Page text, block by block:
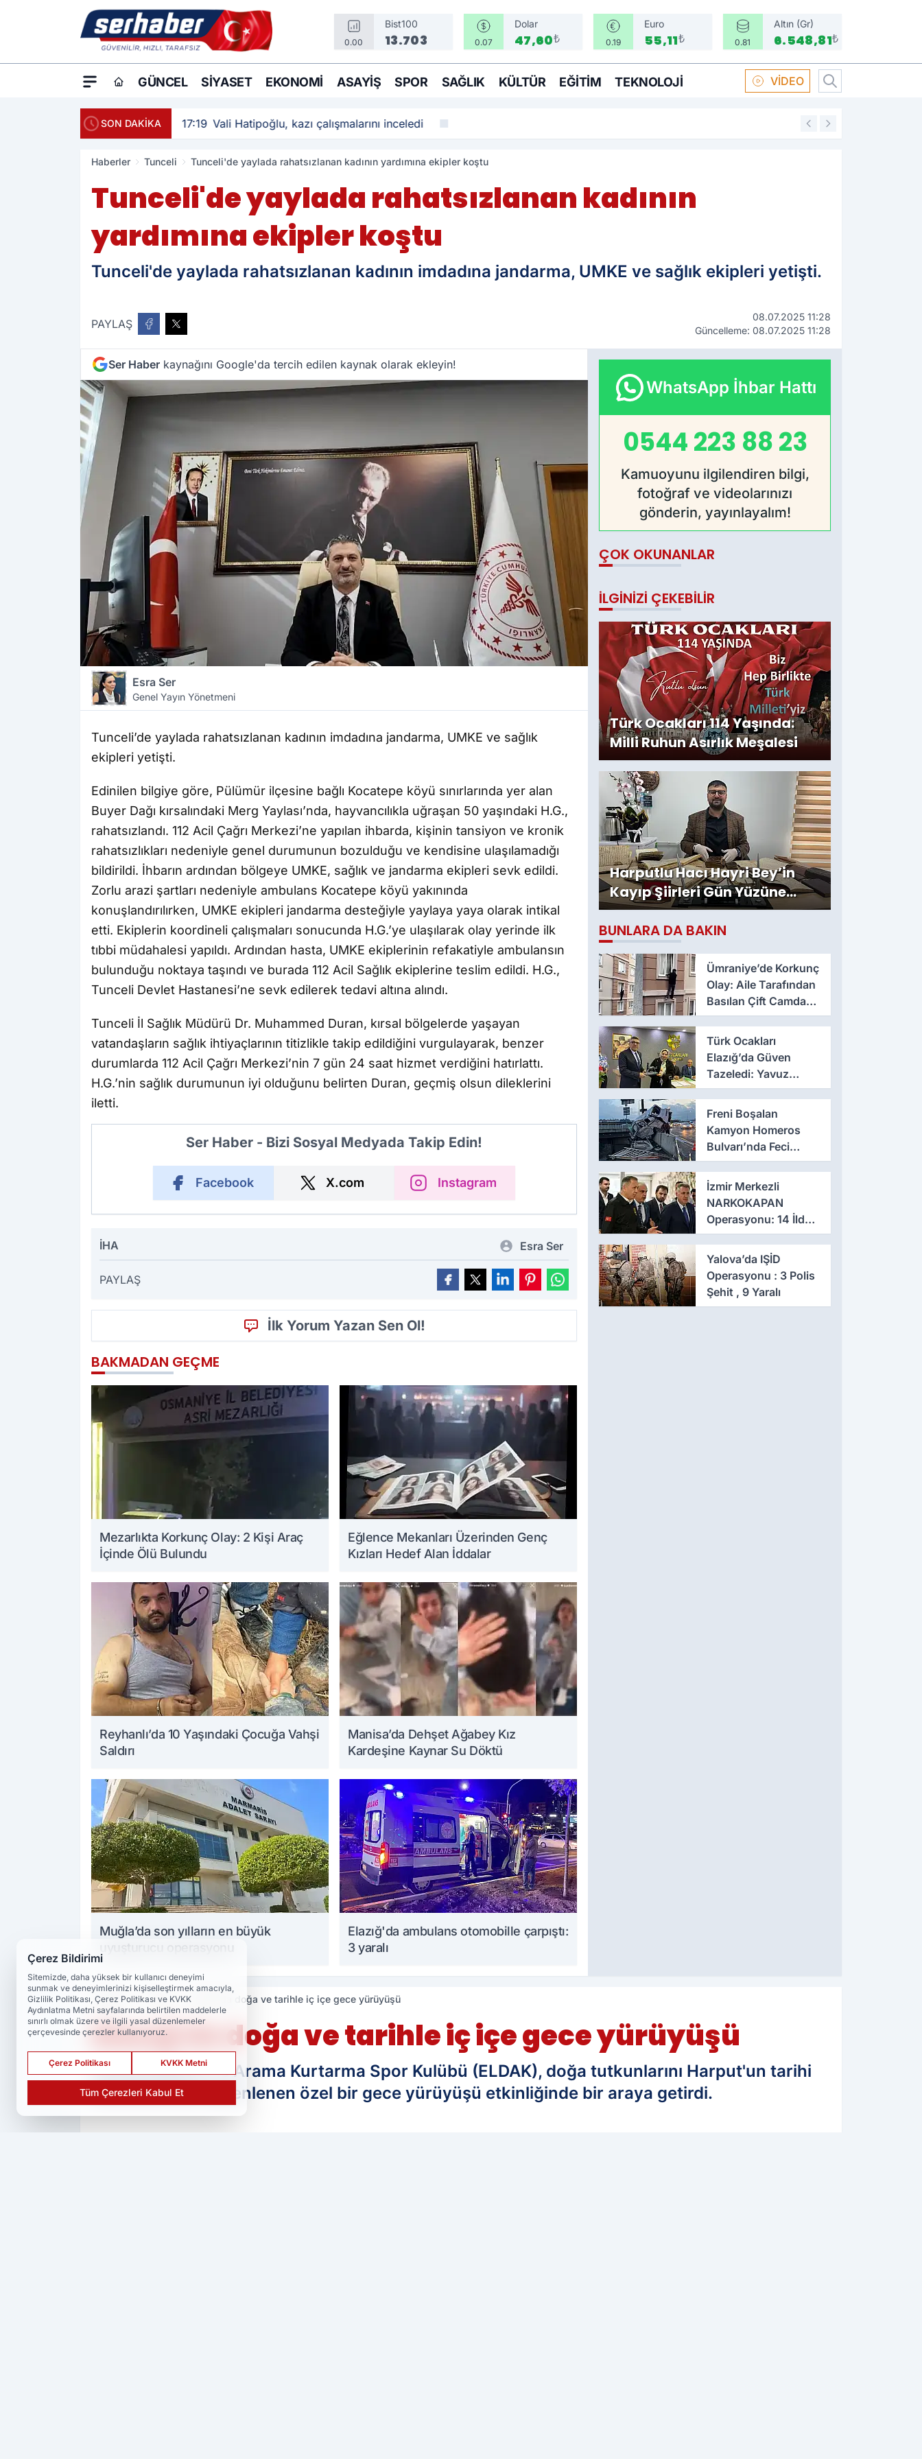
0.00
Bist100
13.703 0.07
Dolar
47,60₺ 0.19
Euro
55,11₺ 0.81
Altın (Gr)
6.548,81₺
GÜNCEL SIYASET EKONOMI ASAYIŞ SPOR SAĞLIK KÜLTÜR EĞITIM TEKNOLOJI VİDEO
SON DAKİKA 17:19 Vali Hatipoğlu, kazı çalışmalarını inceledi 16:58
Haberler Tunceli Tunceli'de yaylada rahatsızlanan kadının yardımına ekipler koştu
Tunceli'de yaylada rahatsızlanan kadının
yardımına ekipler koştu
Tunceli'de yaylada rahatsızlanan kadının imdadına jandarma, UMKE ve sağlık ekipleri yetişti.
PAYLAŞ
08.07.2025 11:28
Güncelleme: 08.07.2025 11:28
Ser Haber kaynağını Google'da tercih edilen kaynak olarak ekleyin!
Esra Ser
Genel Yayın Yönetmeni
Tunceli’de yaylada rahatsızlanan kadının imdadına jandarma, UMKE ve sağlık
ekipleri yetişti.
Edinilen bilgiye göre, Pülümür ilçesine bağlı Kocatepe köyü sınırlarında yer alan
Buyer Dağı kırsalındaki Merg Yaylası’nda, hayvancılıkla uğraşan 50 yaşındaki H.G.,
rahatsızlandı. 112 Acil Çağrı Merkezi’ne yapılan ihbarda, kişinin tansiyon ve kronik
rahatsızlıkları nedeniyle genel durumunun bozulduğu ve kendisine ulaşılamadığı
bildirildi. İhbarın ardından bölgeye UMKE, sağlık ve jandarma ekipleri sevk edildi.
Zorlu arazi şartları nedeniyle ambulans Kocatepe köyü yakınında
konuşlandırılırken, UMKE ekipleri jandarma desteğiyle yaylaya yaya olarak intikal
etti. Ekiplerin koordineli çalışmaları sonucunda H.G.’ye ulaşılarak olay yerinde ilk
tıbbi müdahalesi yapıldı. Ardından hasta, UMKE ekiplerinin refakatiyle ambulansın
bulunduğu noktaya taşındı ve burada 112 Acil Sağlık ekiplerine teslim edildi. H.G.,
Tunceli Devlet Hastanesi’ne sevk edilerek tedavi altına alındı.
Tunceli İl Sağlık Müdürü Dr. Muhammed Duran, kırsal bölgelerde yaşayan
vatandaşların sağlık ihtiyaçlarının titizlikle takip edildiğini vurgulayarak, benzer
durumlarda 112 Acil Çağrı Merkezi’nin 7 gün 24 saat hizmet verdiğini hatırlattı.
H.G.’nin sağlık durumunun iyi olduğunu belirten Duran, geçmiş olsun dileklerini
iletti.
Ser Haber - Bizi Sosyal Medyada Takip Edin!
Facebook X.com Instagram
İHA Esra Ser
PAYLAŞ
İlk Yorum Yazan Sen Ol!
BAKMADAN GEÇME
Mezarlıkta Korkunç Olay: 2 Kişi Araç
İçinde Ölü Bulundu
Eğlence Mekanları Üzerinden Genç
Kızları Hedef Alan İddalar
Reyhanlı’da 10 Yaşındaki Çocuğa Vahşi
Saldırı
Manisa’da Dehşet Ağabey Kız
Kardeşine Kaynar Su Döktü
Muğla’da son yılların en büyük
uyuşturucu operasyonu
Elazığ'da ambulans otomobille çarpıştı:
3 yaralı
WhatsApp İhbar Hattı
0544 223 88 23
Kamuoyunu ilgilendiren bilgi,
fotoğraf ve videolarınızı
gönderin, yayınlayalım!
ÇOK OKUNANLAR
İLGINIZI ÇEKEBILIR
Türk Ocakları 114 Yaşında:
Milli Ruhun Asırlık Meşalesi
Harputlu Hacı Hayri Bey’in
Kayıp Şiirleri Gün Yüzüne
Çıktı
BUNLARA DA BAKIN
Ümraniye’de Korkunç
Olay: Aile Tarafından
Basılan Çift Camdan
Atladı
Türk Ocakları
Elazığ’da Güven
Tazeledi: Yavuz
Haykır Yeniden
Başkan
Freni Boşalan
Kamyon Homeros
Bulvarı’nda Feci
Kazaya Neden Oldu
İzmir Merkezli
NARKOKAPAN
Operasyonu: 14 İlde
Eş Zamanlı Baskın,
641 Gözaltı
Yalova’da IŞİD
Operasyonu : 3 Polis
Şehit , 9 Yaralı
Haberler Güncel Elazığ'da doğa ve tarihle iç içe gece yürüyüşü
Elazığ'da doğa ve tarihle iç içe gece yürüyüşü
Elazığ Dağcılık ve Arama Kurtarma Spor Kulübü (ELDAK), doğa tutkunlarını Harput'un tarihi
atmosferinde düzenlenen özel bir gece yürüyüşü etkinliğinde bir araya getirdi.
Çerez Bildirimi
Sitemizde, daha yüksek bir kullanıcı deneyimi
sunmak ve deneyimlerinizi kişiselleştirmek amacıyla,
Gizlilik Politikası, Çerez Politikası ve KVKK
Aydınlatma Metni sayfalarında belirtilen maddelerle
sınırlı olmak üzere ve ilgili yasal düzenlemeler
çerçevesinde çerezler kullanıyoruz.
Çerez Politikası KVKK Metni
Tüm Çerezleri Kabul Et